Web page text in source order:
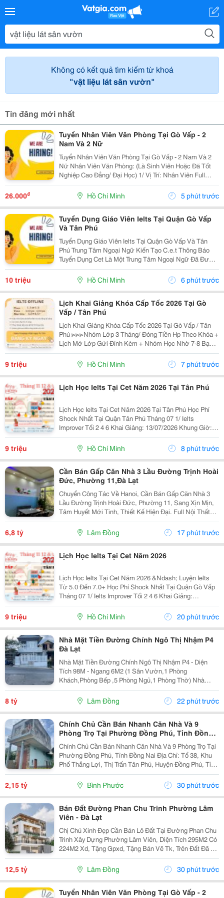
Không có kết quả tìm kiếm từ khoá
"vật liệu lát sân vườn"
Tin đăng mới nhất
Tuyển Nhân Viên Văn Phòng Tại Gò Vấp - 2
Nam Và 2 Nữ
Tuyển Nhân Viên Văn Phòng Tại Gò Vấp - 2 Nam Và 2
Nữ Nhân Viên Văn Phòng: (Là Sinh Viên Hoặc Đã Tốt
Nghiệp Cao Đẳng/ Đại Học) 1/ Vị Trí: Nhân Viên Full
Time (2 Nam 2 Nữ) Ca Làm: 13:00 Đến 21:00 (1 Tháng
Được Nghỉ Phép 1 Ngày, Và Hưởng Các Ngày...
26.000₫ Hồ Chí Minh 5 phút trước
Tuyển Dụng Giáo Viên Ielts Tại Quận Gò Vấp
Và Tân Phú
Tuyển Dụng Giáo Viên Ielts Tại Quận Gò Vấp Và Tân
Phú Trung Tâm Ngoại Ngữ Kiến Tạo C.e.t Thông Báo
Tuyển Dụng Cet Là Một Trung Tâm Ngoại Ngữ Đã Được
Thành Lập 16 Năm Chuyên Về Chương Trình Anh Văn
Học Thuật Ielts &Ndash; Toefl Ibt. Trung Tâm...
10 triệu Hồ Chí Minh 6 phút trước
Lịch Khai Giảng Khóa Cấp Tốc 2026 Tại Gò
Vấp / Tân Phú
Lịch Khai Giảng Khóa Cấp Tốc 2026 Tại Gò Vấp / Tân
Phú ≫≫≫Nhóm Lớp 3 Tháng/ Đóng Tiền Hp Theo Khóa +
Lịch Mở Lớp Gửi Đính Kèm + Nhóm Học Nhờ 7-8 Bạn/
Lớp + Giáo Trình Ielts Có Band Điểm Lộ Trình, Sách
Nước Ngoài Bám Sát + Chia Đều 4 Kỹ...
9 triệu Hồ Chí Minh 7 phút trước
Lịch Học Ielts Tại Cet Năm 2026 Tại Tân Phú
Lịch Học Ielts Tại Cet Năm 2026 Tại Tân Phú Học Phí
Shock Nhất Tại Quận Tân Phú Tháng 07 1/ Ielts
Improver Tối 2 4 6 Khai Giảng: 13/07/2026 Khung Giờ:
18:00 Đến 21:00 Học Phí Ưu Đãi 5% Khi Đăng Ký 2/ Ielts
Basic Tối 3 5 7 Khai...
9 triệu Hồ Chí Minh 8 phút trước
Cần Bán Gấp Căn Nhà 3 Lầu Đường Trịnh Hoài
Đức, Phường 11,Đà Lạt
Chuyển Công Tác Về Hanoi, Cần Bán Gấp Căn Nhà 3
Lầu Đường Trịnh Hoài Đức, Phường 11, Sang Xịn Mịn,
Tâm Huyết Mới Tinh, Thiết Kế Hiện Đại. Full Nội Thất
Giá Siêu Rẻ: - Diện Tích 150 M2 - Hẻm Ô Tô 4 M, Cách
Trung Tâm 5 Km, Đường Trịnh Hoài Đức, Gần...
6,8 tỷ Lâm Đồng 17 phút trước
Lịch Học Ielts Tại Cet Năm 2026
Lịch Học Ielts Tại Cet Năm 2026 &Ndash; Luyện Ielts
Từ 5.0 Đến 7.0+ Học Phí Shock Nhất Tại Quận Gò Vấp
Tháng 07 1/ Ielts Improver Tối 2 4 6 Khai Giảng:
13/07/2026 Khung Giờ: 18:00 Đến 21:00 Học Phí Ưu Đãi
5% Khi Đăng Ký 2/ Ielts...
9 triệu Hồ Chí Minh 20 phút trước
Nhà Mặt Tiền Đường Chính Ngô Thị Nhậm P4
Đà Lạt
Nhà Mặt Tiền Đường Chính Ngô Thị Nhậm P4 - Diện
Tích 98M - Ngang 6M2 (1 Sân Vườn,1 Phòng
Khách,Phòng Bếp ,5 Phòng Ngủ,1 Phòng Thờ) Nhà
Trống ,Sổ Sẳn Công Chứng Ngay Trong Ngày 1 Trệt ,1
Lầu ,1 Áp Mái ( Có Sân Đậu Xe Ôtô Trong Nhà ) -
Hướng...
8 tỷ Lâm Đồng 22 phút trước
Chính Chủ Cần Bán Nhanh Căn Nhà Và 9
Phòng Trọ Tại Phường Đồng Phú, Tỉnh Đồng
Nai
Chính Chủ Cần Bán Nhanh Căn Nhà Và 9 Phòng Trọ Tại
Phường Đồng Phú, Tỉnh Đồng Nai Địa Chỉ: Tổ 38, Khu
Phố Thắng Lợi, Thị Trấn Tân Phú, Huyện Đồng Phú, Tỉnh
Bình Phước Diện Tích: 250M2 (5X50M; Thổ Cư 50M2)
Giá Bán: 2 Tỷ 150 Triệu - Kết Cấu: 1 Căn...
2,15 tỷ Bình Phước 30 phút trước
Bán Đất Đường Phan Chu Trinh Phường Lâm
Viên - Đà Lạt
Chị Chủ Xinh Đẹp Cần Bán Lô Đất Tại Đường Phan Chu
Trinh Xây Dựng Phường Lâm Viên, Diện Tích 295M2 Có
224M2 Xd, Tặng Gpxd, Tặng Bản Vẽ Tk, Trên Đất Đã Ép
Cọc Giá 12.5Ty Liên Hệ 0917786186
12,5 tỷ Lâm Đồng 30 phút trước
Tuyển Nhân Viên Văn Phòng Tại Gò Vấp - 2